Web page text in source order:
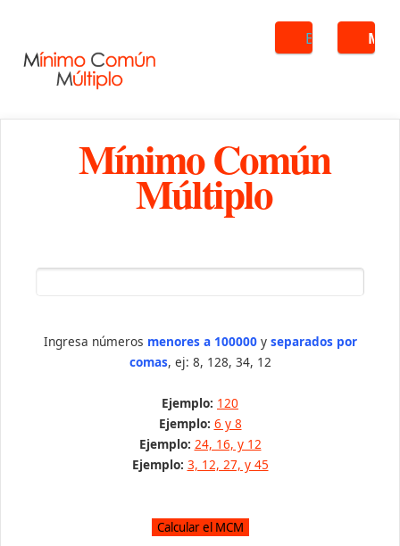
Buscar
Mínimo Común
Múltiplo
Ingresa números menores a 100000y separados por
comas, ej: 8, 128, 34, 12
Ejemplo: 120
Ejemplo: 6 y 8
Ejemplo: 24, 16, y 12
Ejemplo: 3, 12, 27, y 45